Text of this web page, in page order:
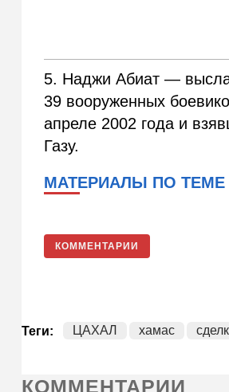
5. Наджи Абиат —
39 вооруженных
апреле 2002 года и
Газу.
МАТЕРИАЛЫ ПО ТЕМЕ
КОММЕНТАРИИ
Теги: ЦАХАЛ хамас
КОММЕНТАРИИ